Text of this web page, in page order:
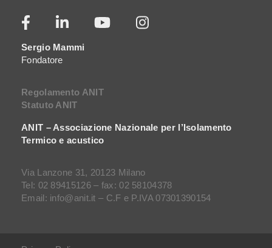
Sergio Mammi
Fondatore
Regolamento ANIT
Statuto ANIT
ANIT – Associazione Nazionale per l’Isolamento
Termico e acustico
Via Lanzone 31, 20123 Milano
Tel: 02 89415126 – fax: 02 58104378
Email: info@anit.it – C.F e P.IVA 07301390154